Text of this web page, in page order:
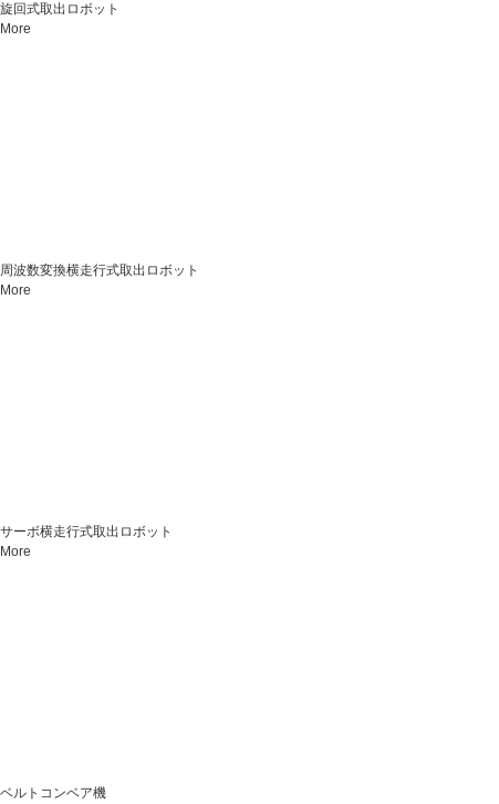
旋回式取出ロボット
More
周波数変換横走行式取出ロボット
More
サーボ横走行式取出ロボット
More
ベルトコンベア機